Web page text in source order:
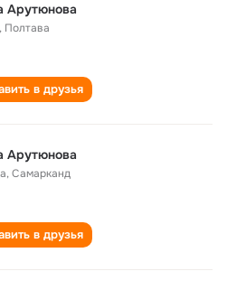
Арутюнова
, Полтава
в друзья
Арутюнова
,Самарканд
в друзья